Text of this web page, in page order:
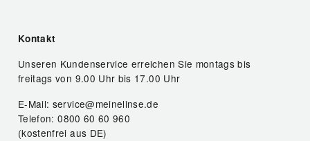
Kontakt
Unseren Kundenservice erreichen Sie montags bis
freitags von 9.00 Uhr bis 17.00 Uhr
E-Mail: service@meinelinse.de
Telefon: 0800 60 60 960
(kostenfrei aus DE)